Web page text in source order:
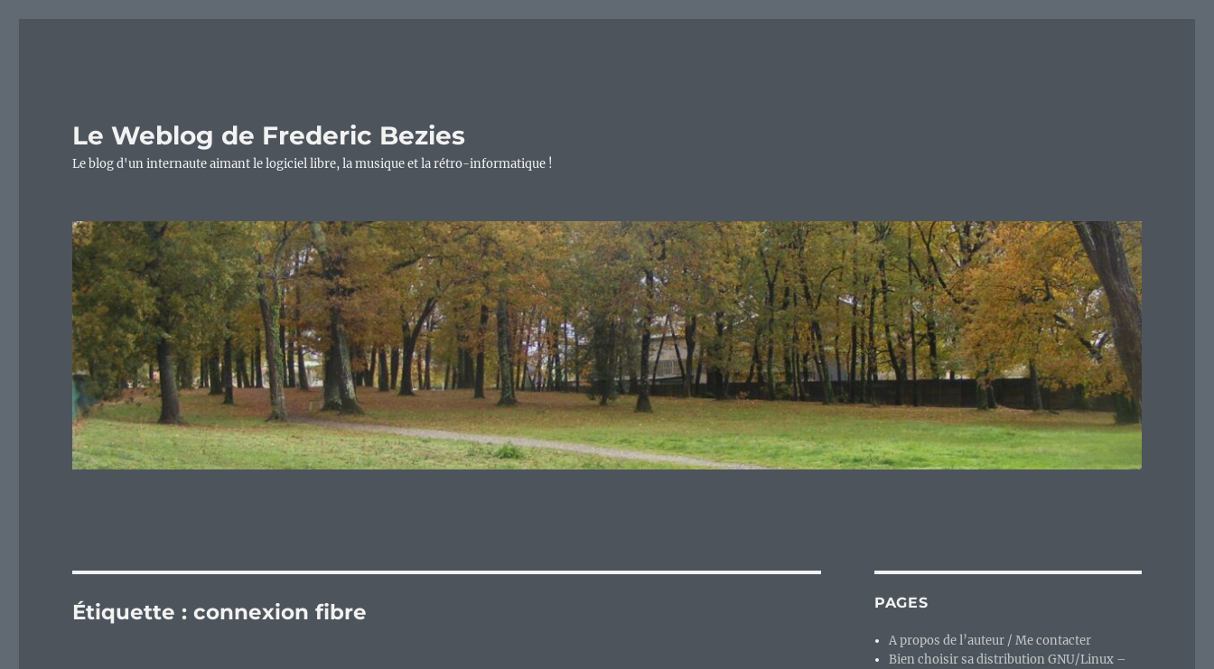
Le Weblog de Frederic Bezies
Le blog d'un internaute aimant le logiciel libre, la musique et la rétro-informatique !
Étiquette :connexion fibre PAGES
A propos de l’auteur / Me contacter
Bien choisir sa distribution GNU/Linux –